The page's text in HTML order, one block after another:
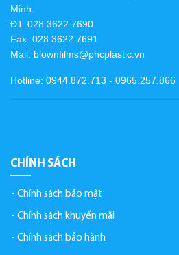
Minh.
ĐT: 028.3622.7690
Fax: 028.3622.7691
Mail: blownfilms@phcplastic.vn
Hotline: 0944.872.713 - 0965.257.866
CHÍNH SÁCH
Chính sách bảo mật
Chính sách khuyến mãi
Chính sách bảo hành